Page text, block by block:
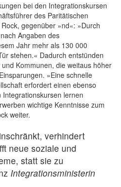
bei den Integrationskursen
des Paritätischen
gegenüber »nd«: »Durch
Angaben des
Jahr mehr als 130 000
stehen.« Dadurch entstünden
Kommunen, die weitaus höher
»Eine schnelle
erfordert einen ebenso
lernen
wichtige Kenntnisse zum
weiter.
verhindert
neue soziale und
statt sie zu
Integrationsministerin